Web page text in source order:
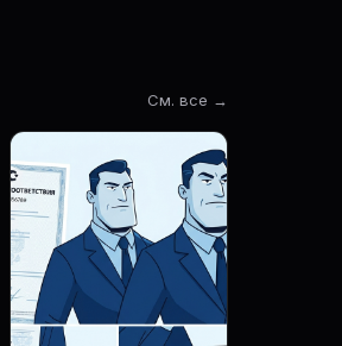
См. все →